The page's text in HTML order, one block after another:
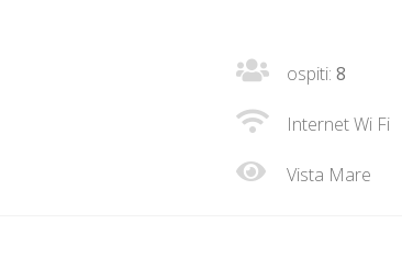
ospiti: 8
Internet Wi Fi
Vista Mare